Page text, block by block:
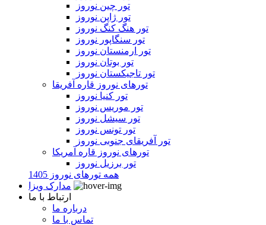
تور چین نوروز
تور ژاپن نوروز
تور هنگ کنگ نوروز
تور سنگاپور نوروز
تور ارمنستان نوروز
تور بوتان نوروز
تور تاجیکستان نوروز
تورهای نوروز قاره آفریقا
تور کنیا نوروز
تور موریس نوروز
تور سیشل نوروز
تور تونس نوروز
تور آفریقای جنوبی نوروز
تورهای نوروز قاره آمریکا
تور برزیل نوروز
همه تورهای نوروز 1405
مدارک ویزا
ارتباط با ما
درباره ما
تماس با ما